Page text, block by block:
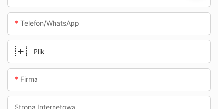
Telefon/WhatsApp
Plik
Firma
Strona Internetowa